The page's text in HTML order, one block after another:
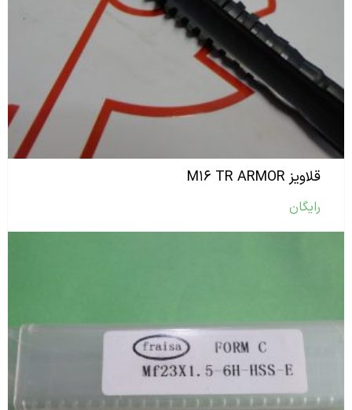
قلاویز M۱۶ TR ARMOR
رایگان